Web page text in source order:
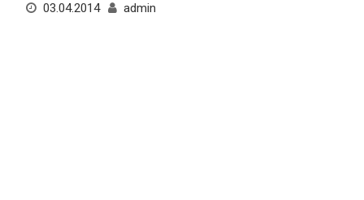
03.04.2014 admin